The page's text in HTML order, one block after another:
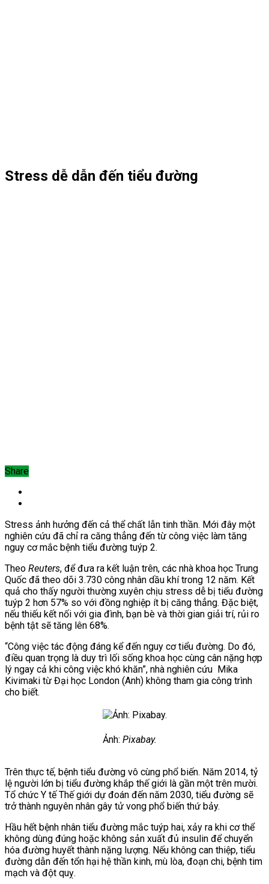
Stress dễ dẫn đến tiểu đường
Share
Stress ảnh hưởng đến cả thể chất lẫn tinh thần. Mới đây một
nghiên cứu đã chỉ ra căng thẳng đến từ công việc làm tăng
nguy cơ mắc bệnh tiểu đường tuýp 2.
Theo Reuters, để đưa ra kết luận trên, các nhà khoa học Trung
Quốc đã theo dõi 3.730 công nhân dầu khí trong 12 năm. Kết
quả cho thấy người thường xuyên chịu stress dễ bị tiểu đường
tuýp 2 hơn 57% so với đồng nghiệp ít bị căng thẳng. Đặc biệt,
nếu thiếu kết nối với gia đình, bạn bè và thời gian giải trí, rủi ro
bệnh tật sẽ tăng lên 68%.
“Công việc tác động đáng kể đến nguy cơ tiểu đường. Do đó,
điều quan trọng là duy trì lối sống khoa học cùng cân nặng hợp
lý ngay cả khi công việc khó khăn”, nhà nghiên cứu Mika
Kivimaki từ Đại học London (Anh) không tham gia công trình
cho biết.
Ảnh: Pixabay.
Trên thực tế, bệnh tiểu đường vô cùng phổ biến. Năm 2014, tỷ
lệ người lớn bị tiểu đường khắp thế giới là gần một trên mười.
Tổ chức Y tế Thế giới dự đoán đến năm 2030, tiểu đường sẽ
trở thành nguyên nhân gây tử vong phổ biến thứ bảy.
Hầu hết bệnh nhân tiểu đường mắc tuýp hai, xảy ra khi cơ thể
không dùng đúng hoặc không sản xuất đủ insulin để chuyển
hóa đường huyết thành nặng lượng. Nếu không can thiệp, tiểu
đường dẫn đến tổn hại hệ thần kinh, mù lòa, đoạn chi, bệnh tim
mạch và đột quỵ.